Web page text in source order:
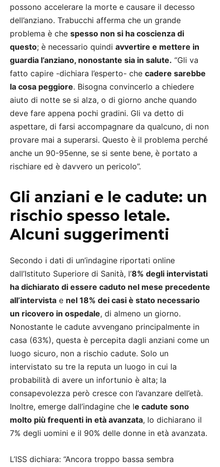
possono accelerare la morte e causare il decesso
dell’anziano. Trabucchi afferma che un grande
problema è che spesso non si ha coscienza di
questo; è necessario quindi avvertire e mettere in
guardia l’anziano, nonostante sia in salute. “Gli va
fatto capire -dichiara l’esperto- che cadere sarebbe
la cosa peggiore. Bisogna convincerlo a chiedere
aiuto di notte se si alza, o di giorno anche quando
deve fare appena pochi gradini. Gli va detto di
aspettare, di farsi accompagnare da qualcuno, di non
provare mai a superarsi. Questo è il problema perché
anche un 90-95enne, se si sente bene, è portato a
rischiare ed è davvero un pericolo”.
Gli anziani e le cadute: un
rischio spesso letale.
Alcuni suggerimenti
Secondo i dati di un’indagine riportati online
dall’Istituto Superiore di Sanità, l’8% degli intervistati
ha dichiarato di essere caduto nel mese precedente
all’intervista e nel 18% dei casi è stato necessario
un ricovero in ospedale, di almeno un giorno.
Nonostante le cadute avvengano principalmente in
casa (63%), questa è percepita dagli anziani come un
luogo sicuro, non a rischio cadute. Solo un
intervistato su tre la reputa un luogo in cui la
probabilità di avere un infortunio è alta; la
consapevolezza però cresce con l’avanzare dell’età.
Inoltre, emerge dall’indagine che le cadute sono
molto più frequenti in età avanzata, lo dichiarano il
7% degli uomini e il 90% delle donne in età avanzata.
L’ISS dichiara: “Ancora troppo bassa sembra